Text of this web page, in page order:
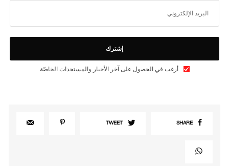
إشترك
أرغب في الحصول على آخر الأخبار والمستجدات الخاصّة
SHARE
TWEET